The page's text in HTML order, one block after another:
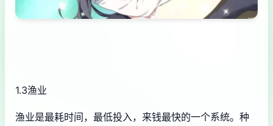
1.3渔业
渔业是最耗时间，最低投入，来钱最快的一个系统。种